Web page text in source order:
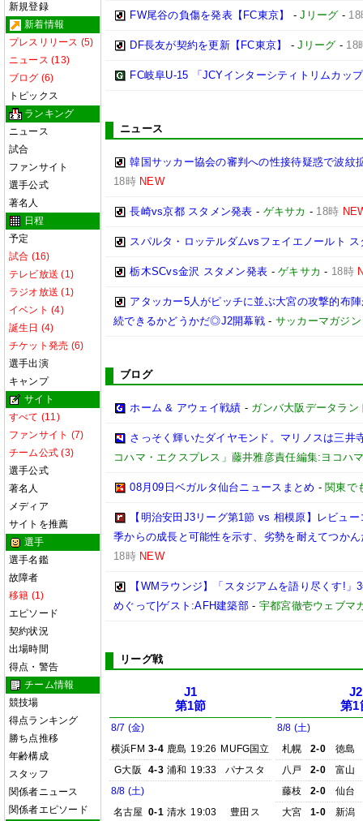
新規登録
新着情報
プレスリリース (5)
ニュース (13)
ブログ (6)
トピックス
ランキング
ニュース
試合
ファンサイト
選手公式
著名人
日程
予定
試合 (16)
テレビ放送 (1)
ラジオ放送 (1)
イベント (4)
誕生日 (4)
チケット発売 (6)
選手出演
キャンプ
サイト
すべて (11)
ファンサイト (7)
チーム公式 (3)
選手公式
著名人
メディア
サイトを推薦
選手
選手名鑑
故障者
移籍 (1)
エピソード
契約状況
出場時間
得点・警告
チーム情報
競技場
得点ランキング
勝ち点推移
年齢構成
スタッフ
関係者ニュース
関係者エピソード
FW尾谷の負傷を発表【FC東京】 -Jリーグ - 18
DF長友が契約を更新【FC東京】 -Jリーグ - 18
FC岐阜U-15 「JCYインターシティトリムカッ
ニュース
韓国サッカー協会の審判への性接待疑惑で波紋
18時 NEW
長崎vs京都 スタメン発表 - ゲキサカ - 18時
スパルタ・ロッテルダムvsフェイエノールト ス
栃木SCvs金沢 スタメン発表 -ゲキサカ - 18時
アタッカー5人がピッチに並ぶ大宮の攻撃的布
続できるかどうかだ◎J2開幕戦 - サッカーマガジン
ブログ
ホーム & アウェイ戦績 - ガンバ大阪データラ
さっそく輝いたダイヤモンド。マリノスは三井
コハマ・エクスプレス」藤井雅彦責任編集:ヨコハ
08月09日ベガルタ仙台ニュースまとめ - 関東で
【明治安田J3リーグ第1節 vs 相模原】レビュ
季からの成長と可能性を示す、劣勢を耐えてつか
18時 NEW
【WMラウンジ】「スタジアムを語り尽くす!
めぐって|ゲスト:AFH建築部 - 宇都宮徹壱ウェブマ
リーグ戦
J1
第1節
8/7 (金)
横浜FM 3-4 鹿島 19:26 MUFG国立
G大阪
4-3 浦和 19:33
パナスタ
8/8 (土)
名古屋 0-1 清水 19:03
豊田ス
J2
第1
8/8 (土)
札幌
2-0
徳島
八戸
2-0
富山
藤枝
2-0
仙台
大宮
1-0
新潟